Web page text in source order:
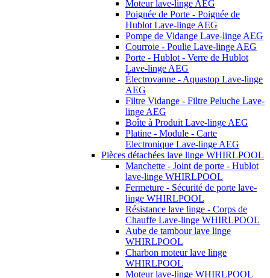
Moteur lave-linge AEG
Poignée de Porte - Poignée de
Hublot Lave-linge AEG
Pompe de Vidange Lave-linge AEG
Courroie - Poulie Lave-linge AEG
Porte - Hublot - Verre de Hublot
Lave-linge AEG
Électrovanne - Aquastop Lave-linge
AEG
Filtre Vidange - Filtre Peluche Lave-
linge AEG
Boîte à Produit Lave-linge AEG
Platine - Module - Carte
Electronique Lave-linge AEG
Pièces détachées lave linge WHIRLPOOL
Manchette - Joint de porte - Hublot
lave-linge WHIRLPOOL
Fermeture - Sécurité de porte lave-
linge WHIRLPOOL
Résistance lave linge - Corps de
Chauffe Lave-linge WHIRLPOOL
Aube de tambour lave linge
WHIRLPOOL
Charbon moteur lave linge
WHIRLPOOL
Moteur lave-linge WHIRLPOOL